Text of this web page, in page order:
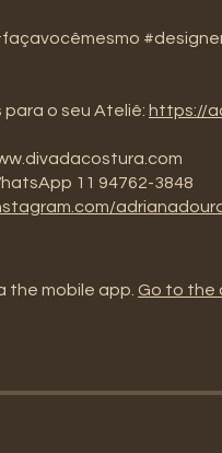
o seu Ateliê: https://
11 94762-3848
the mobile app. Go to the